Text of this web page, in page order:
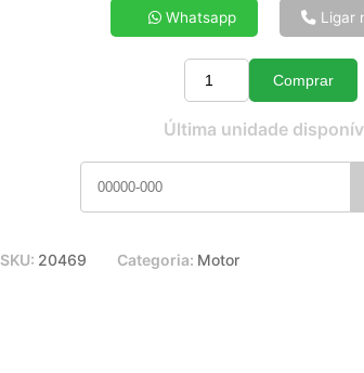
8x de R$
10x de R$
12x de R$
Whatsapp Ligar
Quantidade
Comprar
Última unidade
SKU: 20469 Categoria: Motor